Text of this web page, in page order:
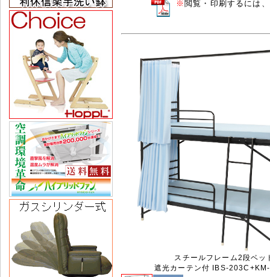
※ 閲覧・印刷するには
スチールフレーム2段ベッ
遮光カーテン付 IBS-